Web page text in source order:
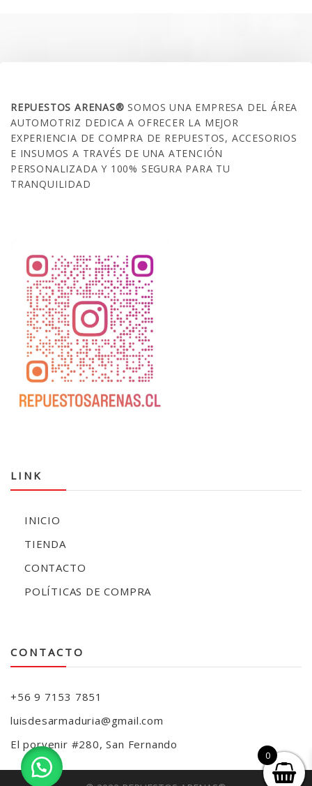
REPUESTOS ARENAS®SOMOS UNA EMPRESA DEL ÁREA
AUTOMOTRIZ DEDICA A OFRECER LA MEJOR
EXPERIENCIA DE COMPRA DE REPUESTOS, ACCESORIOS
E INSUMOS A TRAVÉS DE UNA ATENCIÓN
PERSONALIZADA Y 100% SEGURA PARA TU
TRANQUILIDAD
LINK
INICIO
TIENDA
CONTACTO
POLÍTICAS DE COMPRA
CONTACTO
+56 9 7153 7851
luisdesarmaduria@gmail.com
El porvenir #280, San Fernando
0